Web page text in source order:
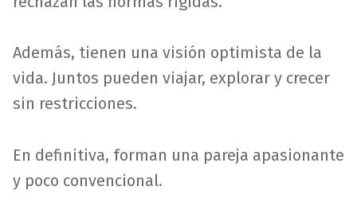
Además, tienen una visión optimista de la
vida. Juntos pueden viajar, explorar y crecer
sin restricciones.
En definitiva, forman una pareja apasionante
y poco convencional.